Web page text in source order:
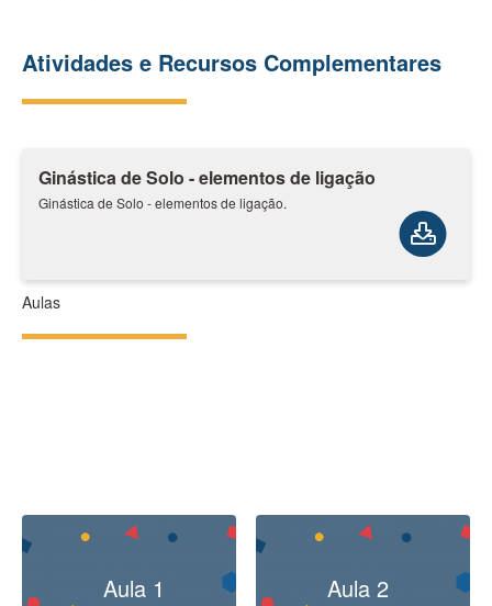
Atividades e Recursos Complementares
Ginástica de Solo - elementos de ligação
Ginástica de Solo - elementos de ligação.
Aulas
Aula 1 Aula 2